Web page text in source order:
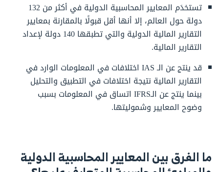
تستخدَم المعايير المحاسبية الدولية في أكثر من 132
دولة حول العالم، إلا أنها أقل قبولًا بالمقارنة بمعايير
التقارير المالية الدولية والتي تطبقها 140 دولة لإعداد
التقارير المالية.
قد ينتج عن الـ IAS اختلافات في المعلومات الوارد في
التقارير المالية نتيجة اختلافات في التطبيق والتحليل
بينما ينتج عن الـIFRS اتساق في المعلومات بسبب
وضوح المعايير وشموليتها.
ما الفرق بين المعايير المحاسبية الدولية